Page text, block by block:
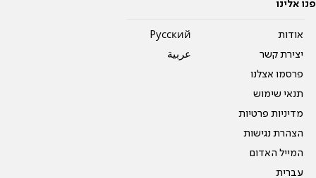
פנו אלינו
אודות
יצירת קשר
פרסמו אצלנו
תנאי שימוש
מדיניות פרטיות
הצהרת נגישות
המייל האדום
עברית
Pусский
عربية